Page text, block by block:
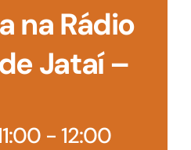
na Rádio
Jataí –
- 12:00